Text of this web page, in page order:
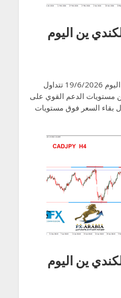
ين اليوم
التحليل الفني الكندي ين اليوم 19/6/2026 تتداول
مستويات الدعم القوي على
بقاء السعر فوق مستويات
ين اليوم